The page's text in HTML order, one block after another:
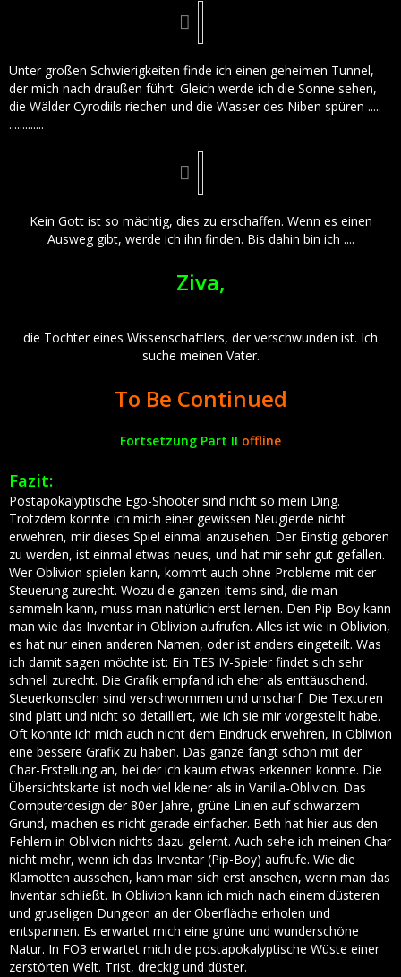
Unter großen Schwierigkeiten finde ich einen geheimen Tunnel,
der mich nach draußen führt. Gleich werde ich die Sonne sehen,
die Wälder Cyrodiils riechen und die Wasser des Niben spüren .....
.............
Kein Gott ist so mächtig, dies zu erschaffen. Wenn es einen
Ausweg gibt, werde ich ihn finden. Bis dahin bin ich ....
Ziva,
die Tochter eines Wissenschaftlers, der verschwunden ist. Ich
suche meinen Vater.
To Be Continued
Fortsetzung Part II offline
Fazit:
Postapokalyptische Ego-Shooter sind nicht so mein Ding.
Trotzdem konnte ich mich einer gewissen Neugierde nicht
erwehren, mir dieses Spiel einmal anzusehen. Der Einstig geboren
zu werden, ist einmal etwas neues, und hat mir sehr gut gefallen.
Wer Oblivion spielen kann, kommt auch ohne Probleme mit der
Steuerung zurecht. Wozu die ganzen Items sind, die man
sammeln kann, muss man natürlich erst lernen. Den Pip-Boy kann
man wie das Inventar in Oblivion aufrufen. Alles ist wie in Oblivion,
es hat nur einen anderen Namen, oder ist anders eingeteilt. Was
ich damit sagen möchte ist: Ein TES IV-Spieler findet sich sehr
schnell zurecht. Die Grafik empfand ich eher als enttäuschend.
Steuerkonsolen sind verschwommen und unscharf. Die Texturen
sind platt und nicht so detailliert, wie ich sie mir vorgestellt habe.
Oft konnte ich mich auch nicht dem Eindruck erwehren, in Oblivion
eine bessere Grafik zu haben. Das ganze fängt schon mit der
Char-Erstellung an, bei der ich kaum etwas erkennen konnte. Die
Übersichtskarte ist noch viel kleiner als in Vanilla-Oblivion. Das
Computerdesign der 80er Jahre, grüne Linien auf schwarzem
Grund, machen es nicht gerade einfacher. Beth hat hier aus den
Fehlern in Oblivion nichts dazu gelernt. Auch sehe ich meinen Char
nicht mehr, wenn ich das Inventar (Pip-Boy) aufrufe. Wie die
Klamotten aussehen, kann man sich erst ansehen, wenn man das
Inventar schließt. In Oblivion kann ich mich nach einem düsteren
und gruseligen Dungeon an der Oberfläche erholen und
entspannen. Es erwartet mich eine grüne und wunderschöne
Natur. In FO3 erwartet mich die postapokalyptische Wüste einer
zerstörten Welt. Trist, dreckig und düster.